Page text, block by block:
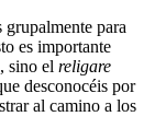
grupalmente para
es importante
sino el religare
desconocéis por
al camino a los